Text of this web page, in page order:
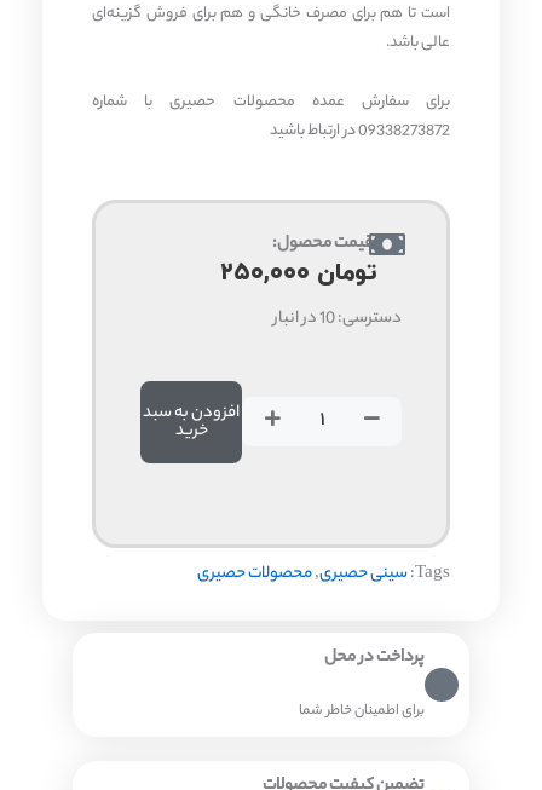
است تا هم برای مصرف خانگی و هم برای فروش گزینه‌ای
عالی باشد.
برای سفارش عمده محصولات حصیری با شماره
09338273872 در ارتباط باشید
قیمت محصول:
تومان
دسترسی:10 در انبار
حصیری
کد
DM14
افزودن به سبد
خرید
Tags: سینی حصیری,محصولات حصیری
پرداخت در محل
برای اطمینان خاطر شما